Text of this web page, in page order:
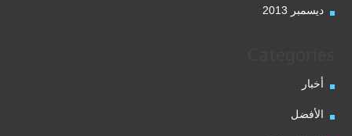
ديسمبر 2013
أخبار
الأفضل